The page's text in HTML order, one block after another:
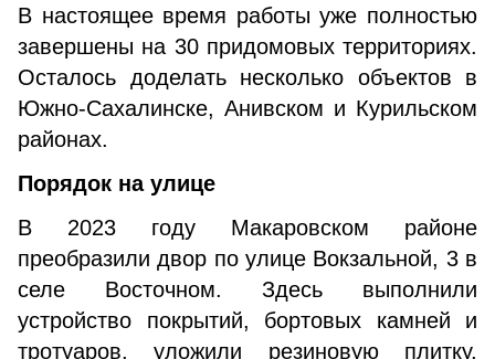
В настоящее время работы уже полностью
завершены на 30 придомовых территориях.
Осталось доделать несколько объектов в
Южно-Сахалинске, Анивском и Курильском
районах.
Порядок на улице
В 2023 году Макаровском районе
преобразили двор по улице Вокзальной, 3 в
селе Восточном. Здесь выполнили
устройство покрытий, бортовых камней и
тротуаров, уложили резиновую плитку,